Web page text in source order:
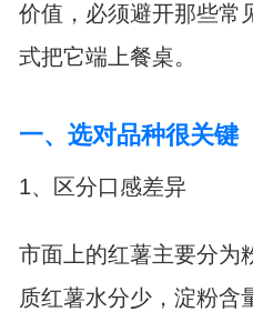
价值，必须避开那些常
式把它端上餐桌。
一、选对品种很关键
1、区分口感差异
市面上的红薯主要分为
质红薯水分少，淀粉含